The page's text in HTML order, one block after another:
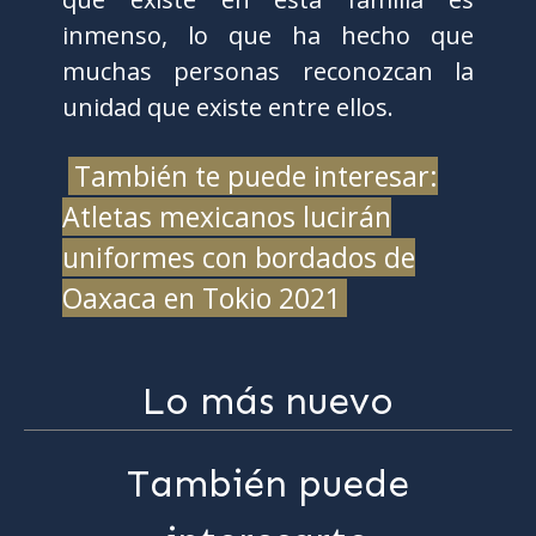
inmenso, lo que ha hecho que
muchas personas reconozcan la
unidad que existe entre ellos.
También te puede interesar:
Atletas mexicanos lucirán
uniformes con bordados de
Oaxaca en Tokio 2021
Lo más nuevo
También puede